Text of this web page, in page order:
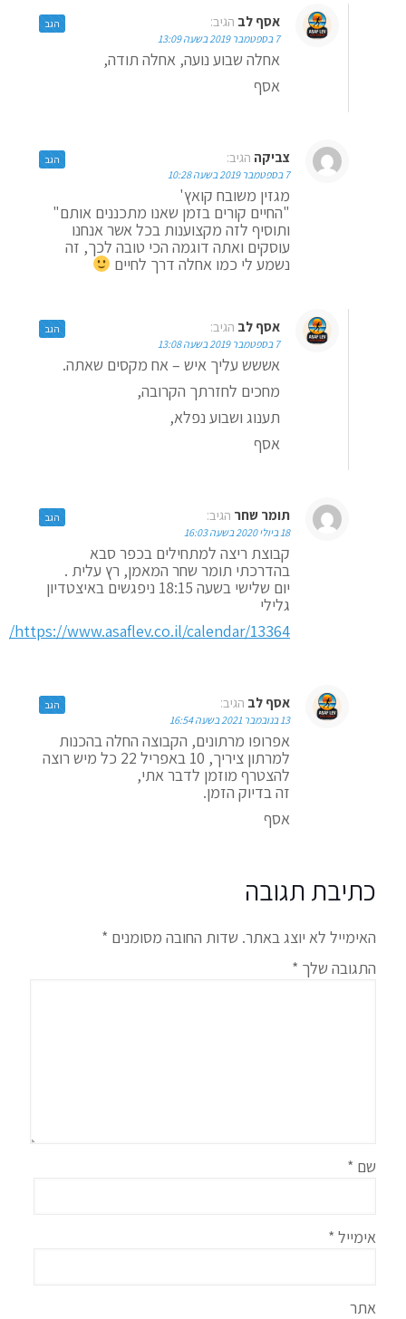
אסף לב הגיב:
7 בספטמבר 2019 בשעה 13:09
אחלה שבוע נועה, אחלה תודה,
אסף
הגב
צביקה הגיב:
7 בספטמבר 2019 בשעה 10:28
מגזין משובח קואץ'
"החיים קורים בזמן שאנו מתכננים אותם"
ותוסיף לזה מקצוענות בכל אשר אנחנו
עוסקים ואתה דוגמה הכי טובה לכך, זה
נשמע לי כמו אחלה דרך לחיים
הגב
אסף לב הגיב:
7 בספטמבר 2019 בשעה 13:08
אששש עליך איש – אח מקסים שאתה.
מחכים לחזרתך הקרובה,
תענוג ושבוע נפלא,
אסף
הגב
תומר שחר הגיב:
18 ביולי 2020 בשעה 16:03
קבוצת ריצה למתחילים בכפר סבא
בהדרכתי תומר שחר המאמן, רץ עלית .
יום שלישי בשעה 18:15 ניפגשים באיצטדיון
גלילי
https://www.asaflev.co.il/calendar/13364/
הגב
אסף לב הגיב:
13 בנובמבר 2021 בשעה 16:54
אפרופו מרתונים, הקבוצה החלה בהכנות
למרתון ציריך, 10 באפריל 22 כל מיש רוצה
להצטרף מוזמן לדבר אתי,
זה בדיוק הזמן.
אסף
הגב
כתיבת תגובה
האימייל לא יוצג באתר. שדות החובה מסומנים *
התגובה שלך *
שם *
אימייל *
אתר